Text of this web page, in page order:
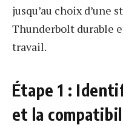
jusqu’au choix d’une
Thunderbolt durable
travail.
Étape 1 :
et la